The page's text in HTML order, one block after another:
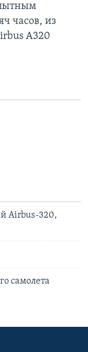
часов, из
A320
Airbus-320,
самолета